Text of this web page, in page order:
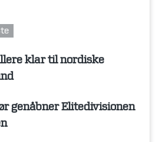
klar til nordiske
genåbner Elitedivisionen